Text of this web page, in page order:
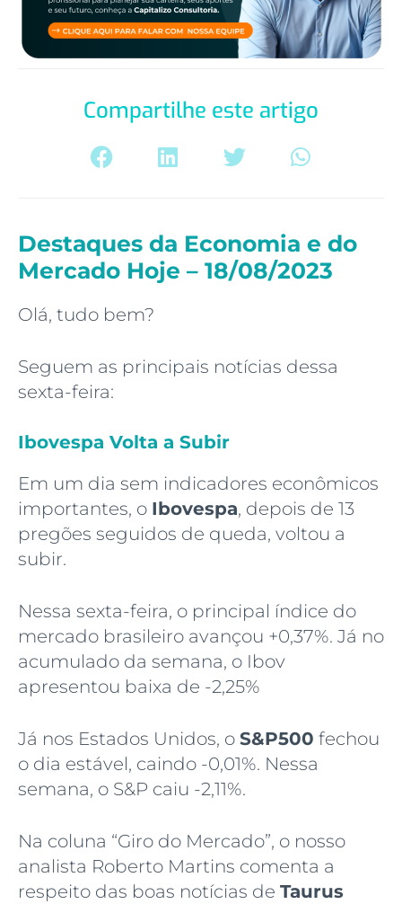
Compartilhe este artigo
Destaques da Economia e do
Mercado Hoje – 18/08/2023
Olá, tudo bem?
Seguem as principais notícias dessa
sexta-feira:
Ibovespa Volta a Subir
Em um dia sem indicadores econômicos
importantes, o Ibovespa, depois de 13
pregões seguidos de queda, voltou a
subir.
Nessa sexta-feira, o principal índice do
mercado brasileiro avançou +0,37%. Já no
acumulado da semana, o Ibov
apresentou baixa de -2,25%
Já nos Estados Unidos, o S&P500 fechou
o dia estável, caindo -0,01%. Nessa
semana, o S&P caiu -2,11%.
Na coluna “Giro do Mercado”, o nosso
analista Roberto Martins comenta a
respeito das boas notícias de Taurus